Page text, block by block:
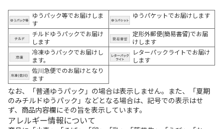
ゆうパック等でお届けしま
す
ゆうパケットでお届けします
チルドゆうパックでお届け
します
定形外郵便(簡易書留)でお届
けします
冷凍ゆうパックでお届けし
ます。
レターパックライトでお届け
します
佐川急便でのお届けとなり
ます
なお、「普通ゆうパック」の場合は表示しません。また、「夏期
のみチルドゆうパック」などとなる場合は、記号での表示はせ
ず、商品内容欄にその旨を表示しています。
アレルギー情報について